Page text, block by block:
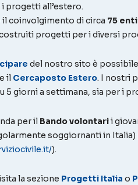
i progetti all’estero.
coinvolgimento di circa 75
progetti per i diversi
del nostro sito è
il Cercaposto Estero. I nostri
5 giorni a settimana, sia per i
per il Bando volontarii
soggiornanti in
).
la sezione Progetti Italia o